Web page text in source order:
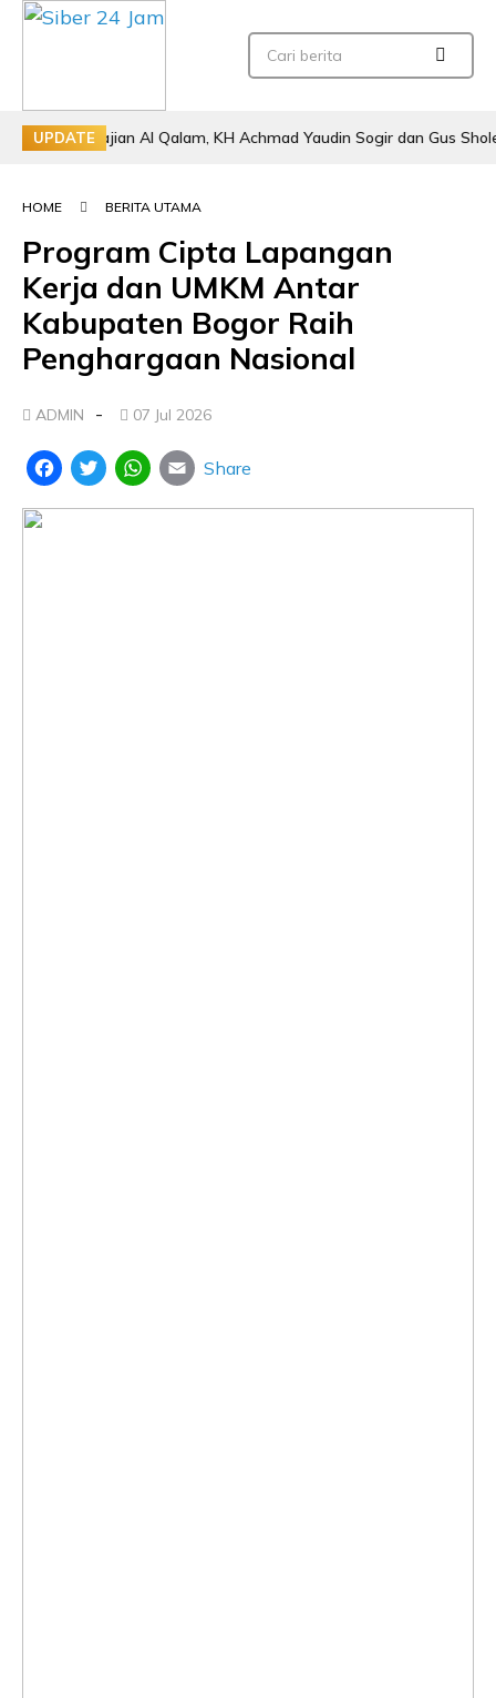
UPDATEAl Qalam, KH Achmad Yaudin Sogir dan Gus Sholeh Beri
HOME BERITA UTAMA
Program Cipta Lapangan
Kerja dan UMKM Antar
Kabupaten Bogor Raih
Penghargaan Nasional
ADMIN - 07 Jul 2026
FacebookTwitterWhatsApp
Email
Share